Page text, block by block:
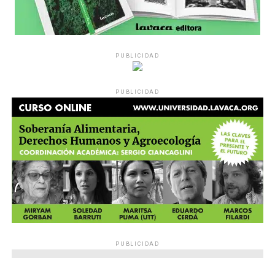
PUBLICIDAD
PUBLICIDAD
PUBLICIDAD